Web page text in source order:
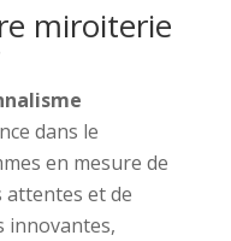
miroiterie
dans le
en mesure de
et de
innovantes,